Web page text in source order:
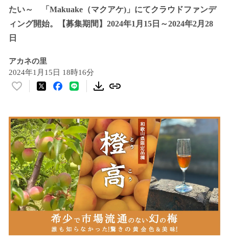
たい～ 「Makuake（マクアケ)」にてクラウドファンデ
ィング開始。【募集期間】2024年1月15日～2024年2月28
日
アカネの里
2024年1月15日 18時16分
い
！
数
を
読
み
込
み
中
で